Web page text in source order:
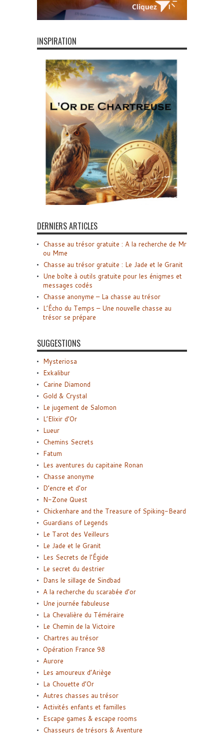
INSPIRATION
DERNIERS ARTICLES
Chasse au trésor gratuite : A la recherche de Mr
ou Mme
Chasse au trésor gratuite : Le Jade et le Granit
Une boîte à outils gratuite pour les énigmes et
messages codés
Chasse anonyme – La chasse au trésor
L’Écho du Temps – Une nouvelle chasse au
trésor se prépare
SUGGESTIONS
Mysteriosa
Exkalibur
Carine Diamond
Gold & Crystal
Le jugement de Salomon
L’Elixir d’Or
Lueur
Chemins Secrets
Fatum
Les aventures du capitaine Ronan
Chasse anonyme
D’encre et d’or
N-Zone Quest
Chickenhare and the Treasure of Spiking-Beard
Guardians of Legends
Le Tarot des Veilleurs
Le Jade et le Granit
Les Secrets de l’Égide
Le secret du destrier
Dans le sillage de Sindbad
A la recherche du scarabée d’or
Une journée fabuleuse
La Chevalière du Téméraire
Le Chemin de la Victoire
Chartres au trésor
Opération France 98
Aurore
Les amoureux d’Ariège
La Chouette d’Or
Autres chasses au trésor
Activités enfants et familles
Escape games & escape rooms
Chasseurs de trésors & Aventure